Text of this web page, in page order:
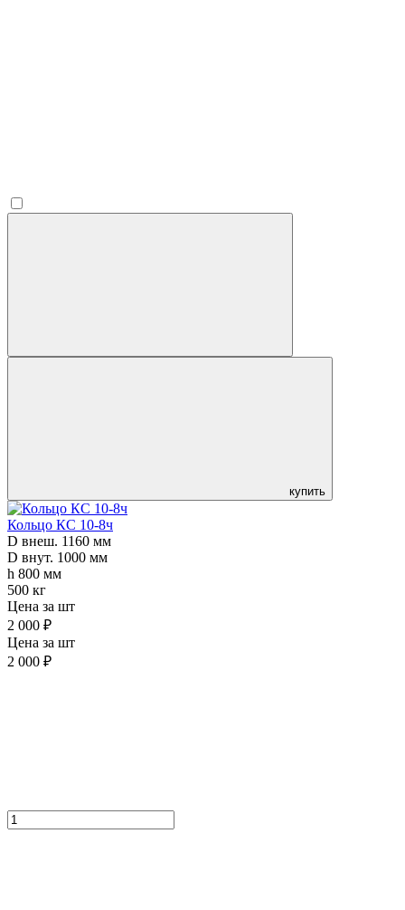
купить
Кольцо КС 10-8ч
D внеш. 1160 мм
D внут. 1000 мм
h 800 мм
500 кг
Цена за шт
2 000 ₽
Цена за шт
2 000 ₽